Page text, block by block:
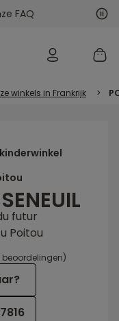
FAQ
winkels in Frankrijk >
futur
Poitou
beoordelingen)